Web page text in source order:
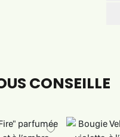
CONSEILLE